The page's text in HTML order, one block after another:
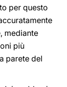
per questo
mediante
più
parete del